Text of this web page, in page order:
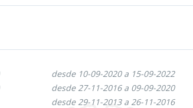
desde 10-09-2020 a 15-09-2022
desde 27-11-2016 a 09-09-2020
desde 29-11-2013 a 26-11-2016